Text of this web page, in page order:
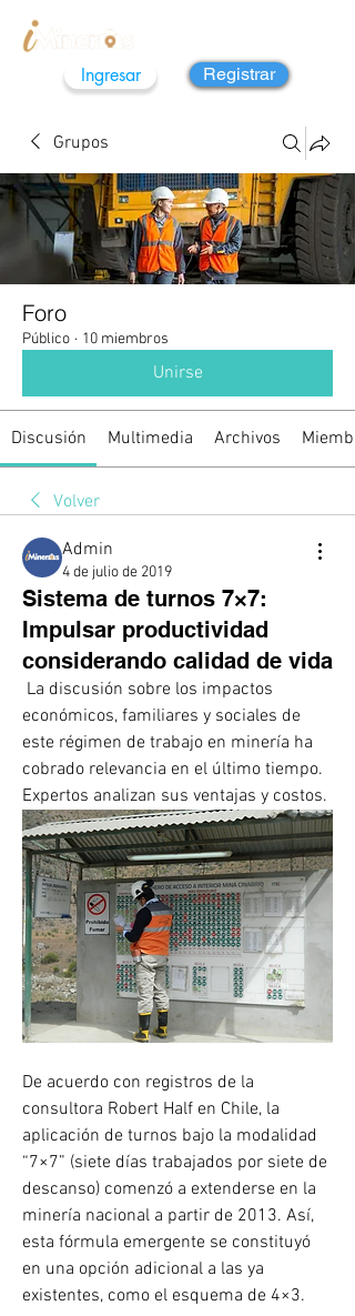
Ingresar Registrar
Grupos
Foro
Público · 10 miembros
Unirse
Discusión Multimedia Archivos
Volver
Admin
4 de julio de 2019
Sistema de turnos 7×7:
Impulsar productividad
considerando calidad de vida
económicos, familiares y sociales de
este régimen de trabajo en minería ha
cobrado relevancia en el último tiempo.
Expertos analizan sus ventajas y costos.
De acuerdo con registros de la
consultora Robert Half en Chile, la
aplicación de turnos bajo la modalidad
“7×7” (siete días trabajados por siete de
descanso) comenzó a extenderse en la
minería nacional a partir de 2013. Así,
esta fórmula emergente se constituyó
en una opción adicional a las ya
existentes, como el esquema de 4×3.